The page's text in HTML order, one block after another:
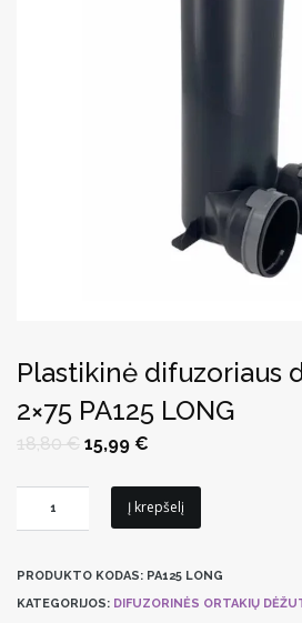
Plastikinė difuzoriaus
2×75 PA125 LONG
18,80€ Original
price
18,80 €.
15,99 €
15,99 €.
kiekis:
difuzoriaus
dėžė
Į krepšelį
PRODUKTO KODAS: PA125 LONG
KATEGORIJOS: DIFUZORINĖS ORTAKIŲ